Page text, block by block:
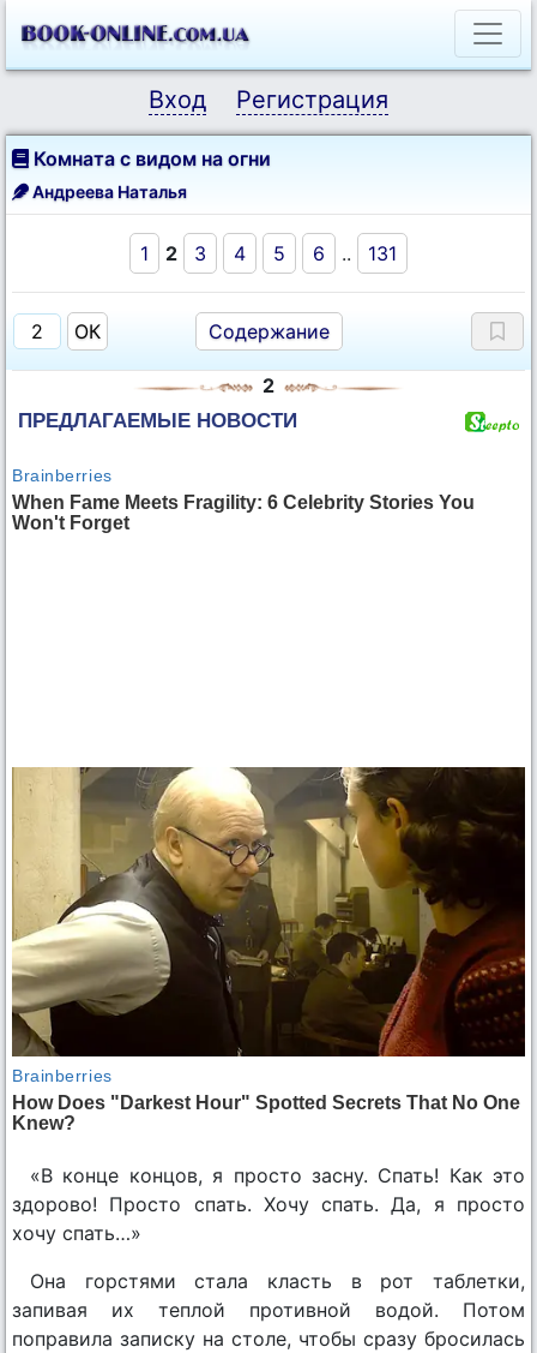
Вход Регистрация
Комната с видом на огни
Андреева Наталья
1 2 3 4 5 6 .. 131
Содержание
2
«В конце концов, я просто засну. Спать! Как это
здорово! Просто спать. Хочу спать. Да, я просто
хочу спать…»
Она горстями стала класть в рот таблетки,
запивая их теплой противной водой. Потом
поправила записку на столе, чтобы сразу бросилась